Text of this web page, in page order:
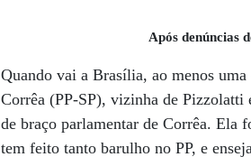
Após denúncias
Quando vai a Brasília, ao menos
Corrêa (PP-SP), vizinha de Pizzolatti
de braço parlamentar de Corrêa. Ela
tem feito tanto barulho no PP, e